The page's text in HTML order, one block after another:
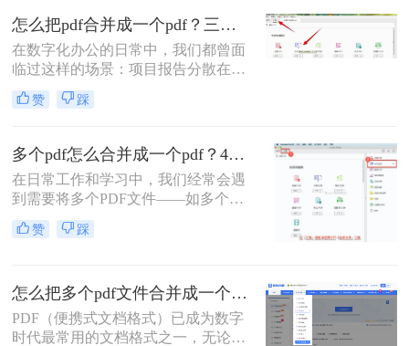
中，“PDF怎么合并”这个问题出现的
频率高居不下。这看似简单的操作，
却实实在在地困扰着众多职场人：报
告整合、资料归档、方案提交……每
一次低效的手动处理，都在悄悄吞噬
你的时间与耐心。
怎么把pdf合并成一个pdf？三招教你高效整合关键信息！
在数字化办公的日常中，我们都曾面
临过这样的场景：项目报告分散在多
个PDF里，学术论文章节各自独立，
或是一堆扫描合同需要整合。PDF合
响着我们的信息处理效率与专业形
象。那么怎么把pdf合并成一个pdf
呢？今天，作为一名深耕办公软件领
域多年的测评博主，我将为你揭秘三
种最高效的PDF合并方案，帮你彻底
摆脱文档管理的困扰。
赞 踩
多个pdf怎么合并成一个pdf？4种合并pdf方法详解！
在日常工作和学习中，我们经常会遇
到需要将多个PDF文件——如多个章
节的电子书、一系列扫描件、不同来
源的报告或发票——整合为一个单一
然而，面对这一看似简单的任务，许
多用户却不知从何下手，或者使用的
工具不够高效、安全。
赞 踩
怎么把多个pdf文件合并成一个？全面指南与详细方法解析！
PDF（便携式文档格式）已成为数字
时代最常用的文档格式之一，无论是